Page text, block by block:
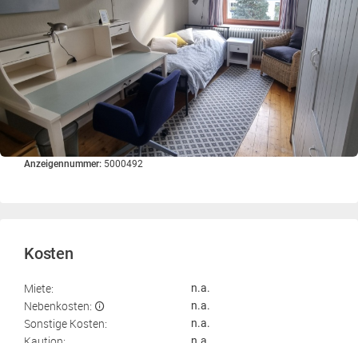
Anzeigennummer: 5000492
Kosten
Miete: n.a.
Nebenkosten: n.a.
Sonstige Kosten: n.a.